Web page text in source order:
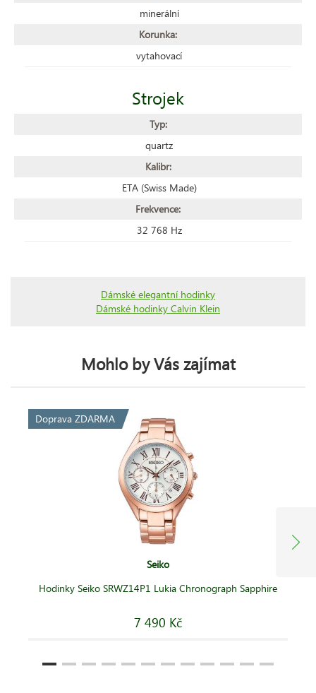
minerální
Korunka:
vytahovací
Strojek
Typ:
quartz
Kalibr:
ETA (Swiss Made)
Frekvence:
32 768 Hz
Dámské elegantní hodinky
Dámské hodinky Calvin Klein
Mohlo by Vás zajímat
Doprava ZDARMA
Seiko
Hodinky Seiko SRWZ14P1 Lukia Chronograph Sapphire
7 490 Kč